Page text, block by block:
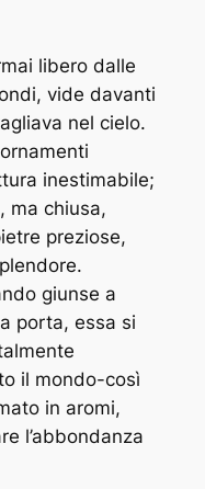
libero dalle
vide davanti
nel cielo.
inestimabile;
ma chiusa,
preziose,
giunse a
porta, essa si
il mondo-così
in aromi,
l’abbondanza